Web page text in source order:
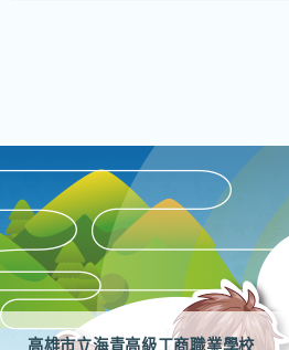
高雄市立海青高級工商職業學校